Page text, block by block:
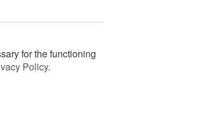
for the functioning
Policy.